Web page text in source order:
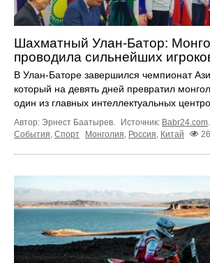
Шахматный Улан-Батор:
проводила сильнейших
В Улан-Баторе завершился чемпионат
который на девять дней превратил
один из главных интеллектуальных
Автор: Эрнест Баатырев. Источник: Babr24.com.
События, Спорт Монголия, Россия, Китай